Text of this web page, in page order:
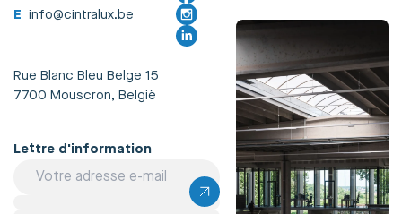
E info@cintralux.be
Rue Blanc Bleu Belge 15
7700 Mouscron, België
Lettre d'information